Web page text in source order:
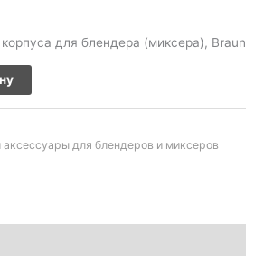
для блендера (миксера), Braun
аксессуары для блендеров и миксеров